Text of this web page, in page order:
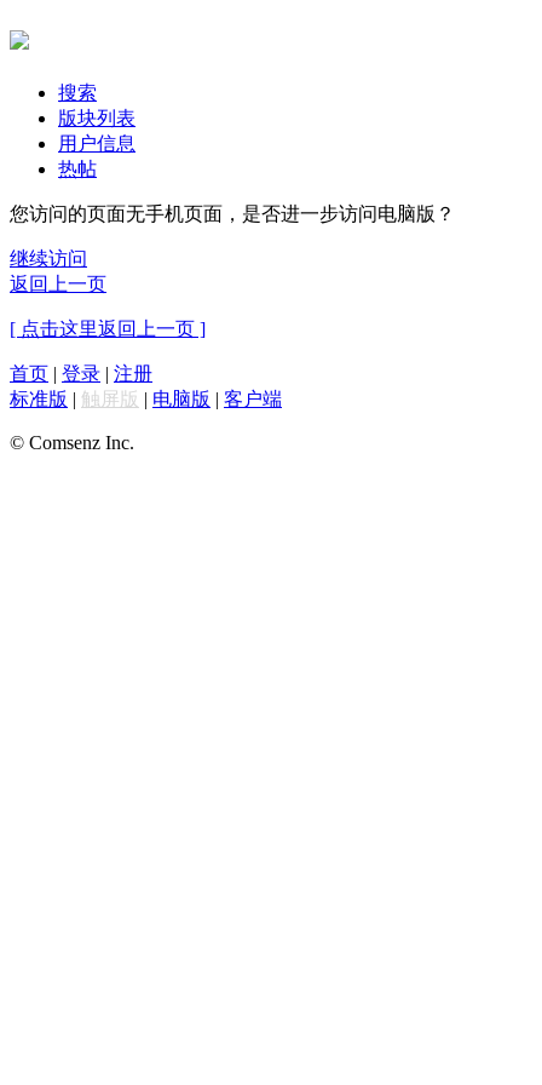
搜索
版块列表
用户信息
热帖
您访问的页面无手机页面，是否进一步访问电脑版？
继续访问
返回上一页
[ 点击这里返回上一页 ]
首页 | 登录 | 注册
标准版 | 触屏版 | 电脑版 | 客户端
© Comsenz Inc.